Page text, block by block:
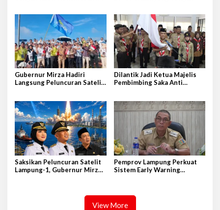
Indonesia
Gubernur Mirza Hadiri
Langsung Peluncuran Satelit
Dilantik Jadi Ketua Majelis
Pembimbing Saka Anti
Pramuka Garda P4GN
Saksikan Peluncuran Satelit
Lampung-1, Gubernur Mirza
Pemprov Lampung Perkuat
Sistem Early Warning
View More